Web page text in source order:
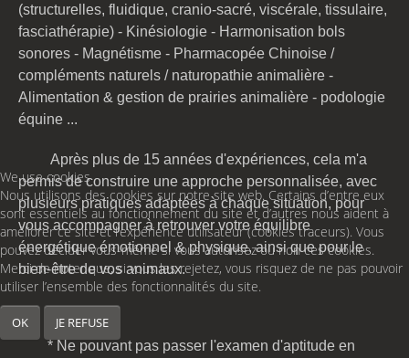
(structurelles, fluidique, cranio-sacré, viscérale, tissulaire,
fasciathérapie) - Kinésiologie - Harmonisation bols
sonores - Magnétisme - Pharmacopée Chinoise /
compléments naturels / naturopathie animalière -
Alimentation & gestion de prairies animalière - podologie
équine ...
Après plus de 15 années d'expériences, cela m'a
permis de construire une approche personnalisée, avec
plusieurs pratiques adaptées à chaque situation, pour
vous accompagner à retrouver votre équilibre
énergétique émotionnel & physique, ainsi que pour le
bien-être de vos animaux.
* Ne pouvant pas passer l'examen d'aptitude en
We use cookies
Nous utilisons des cookies sur notre site web. Certains d’entre eux
sont essentiels au fonctionnement du site et d’autres nous aident à
améliorer ce site et l’expérience utilisateur (cookies traceurs). Vous
pouvez décider vous-même si vous autorisez ou non ces cookies.
Merci de noter que, si vous les rejetez, vous risquez de ne pas pouvoir
utiliser l’ensemble des fonctionnalités du site.
OK JE REFUSE